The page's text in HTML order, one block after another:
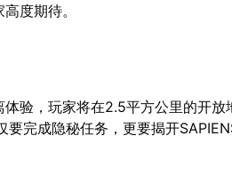
度期待。
体验，玩家将在2.5平方公里的开放
完成隐秘任务，更要揭开